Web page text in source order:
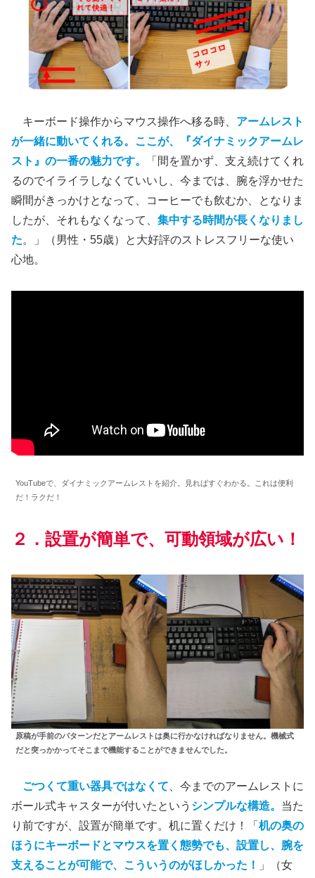
キーボード操作からマウス操作へ移る時、 アームレスト
が一緒に動いてくれる。ここが、『ダイナミックアームレ
スト』の一番の魅力です。
「間を置かず、支え続けてくれ
るのでイライラしなくていいし、今までは、腕を浮かせた
瞬間がきっかけとなって、コーヒーでも飲むか、となりま
したが、それもなくなって、 集中する時間が長くなりまし
た。」（男性・55歳）と大好評のストレスフリーな使い
心地。
YouTubeで、ダイナミックアームレストを紹介。見ればすぐわかる。これは便利
だ！ラクだ！
２．設置が簡単で、可動領域が広い！
原稿が手前のパターンだとアームレストは奥に行かなければなりません。機械式
だと突っかかってそこまで機能することができませんでした。
ごつくて重い器具ではなくて、今までのアームレストに
ボール式キャスターが付いたという シンプルな構造。 当た
り前ですが、設置が簡単です。机に置くだけ！「 机の奥の
ほうにキーボードとマウスを置く態勢でも、設置し、腕を
支えることが可能で、こういうのがほしかった！
」（女